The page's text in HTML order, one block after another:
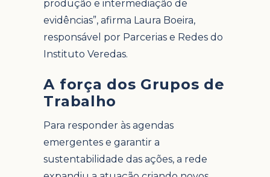
produção e intermediação de
evidências”, afirma Laura Boeira,
responsável por Parcerias e Redes do
Instituto Veredas.
A força dos Grupos de
Trabalho
Para responder às agendas
emergentes e garantir a
sustentabilidade das ações, a rede